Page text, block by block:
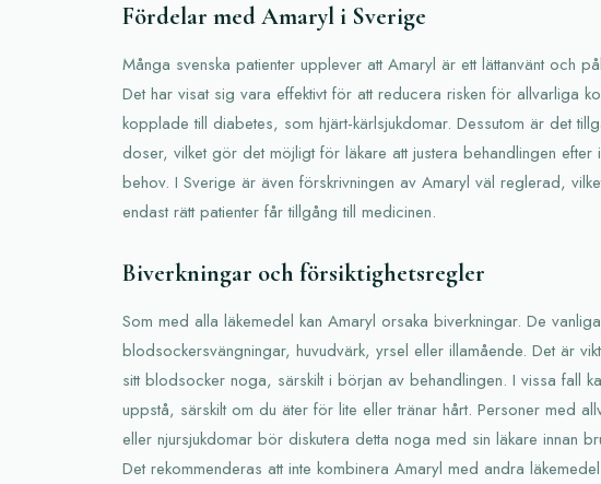
Fördelar med Amaryl i Sverige
Många svenska patienter upplever att Amaryl är ett lättanvänt och
Det har visat sig vara effektivt för att reducera risken för allvarliga
kopplade till diabetes, som hjärt-kärlsjukdomar. Dessutom är det
doser, vilket gör det möjligt för läkare att justera behandlingen efter
behov. I Sverige är även förskrivningen av Amaryl väl reglerad,
endast rätt patienter får tillgång till medicinen.
Biverkningar och försiktighetsregler
Som med alla läkemedel kan Amaryl orsaka biverkningar. De
blodsockersvängningar, huvudvärk, yrsel eller illamående. Det är
sitt blodsocker noga, särskilt i början av behandlingen. I vissa fall
uppstå, särskilt om du äter för lite eller tränar hårt. Personer med
eller njursjukdomar bör diskutera detta noga med sin läkare innan
Det rekommenderas att inte kombinera Amaryl med andra